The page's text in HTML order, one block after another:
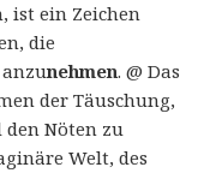
ist ein Zeichen
die
anzunehmen. @ Das
der Täuschung,
Nöten zu
Welt, des